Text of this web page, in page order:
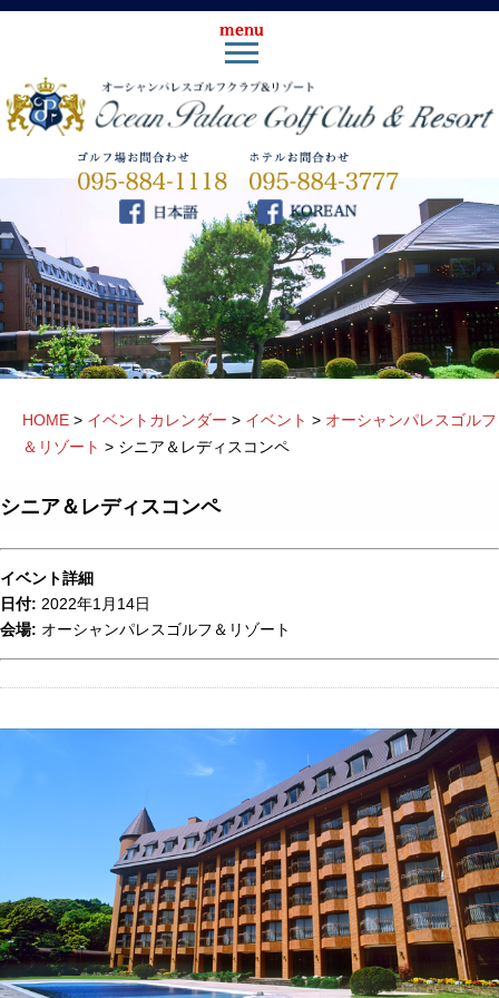
HOME > イベントカレンダー > イベント > オーシャンパレスゴルフ
＆リゾート > シニア＆レディスコンペ
シニア＆レディスコンペ
イベント詳細
日付: 2022年1月14日
会場: オーシャンパレスゴルフ＆リゾート